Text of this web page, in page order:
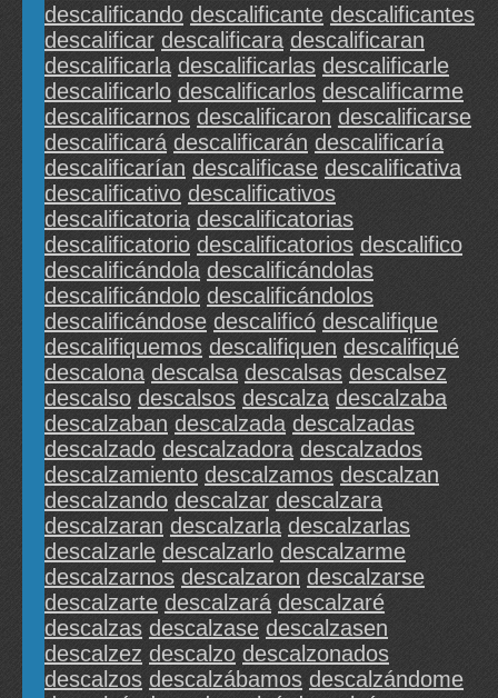
descalificando descalificante descalificantes
descalificar descalificara descalificaran
descalificarla descalificarlas descalificarle
descalificarlo descalificarlos descalificarme
descalificarnos descalificaron descalificarse
descalificará descalificarán descalificaría
descalificarían descalificase descalificativa
descalificativo descalificativos
descalificatoria descalificatorias
descalificatorio descalificatorios descalifico
descalificándola descalificándolas
descalificándolo descalificándolos
descalificándose descalificó descalifique
descalifiquemos descalifiquen descalifiqué
descalona descalsa descalsas descalsez
descalso descalsos descalza descalzaba
descalzaban descalzada descalzadas
descalzado descalzadora descalzados
descalzamiento descalzamos descalzan
descalzando descalzar descalzara
descalzaran descalzarla descalzarlas
descalzarle descalzarlo descalzarme
descalzarnos descalzaron descalzarse
descalzarte descalzará descalzaré
descalzas descalzase descalzasen
descalzez descalzo descalzonados
descalzos descalzábamos descalzándome